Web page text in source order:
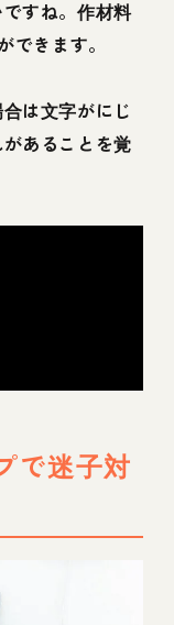
すね。作材料
できます。
は文字がにじ
あることを覚
で迷子対